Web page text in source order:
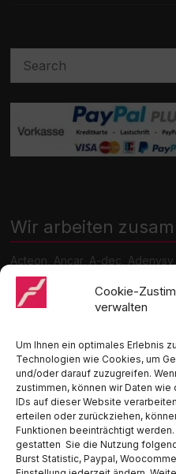
Cookie-
verwalten
Um Ihnen ein optimales Erlebnis
Technologien wie Cookies, um
und/oder darauf zuzugreifen.
zustimmen, können wir Daten
IDs auf dieser Website
erteilen oder zurückziehen,
Funktionen beeinträchtigt
gestatten Sie die Nutzung
Burst Statistic, Paypal,
Wir arbeiten
Acteon, Ancar, A-dec,
Cattani, Chirana, DCI, Dürr,
Medentex, Melag, Midmark,
Hygiene, Ritter, Satelec,
Ambident GmbH